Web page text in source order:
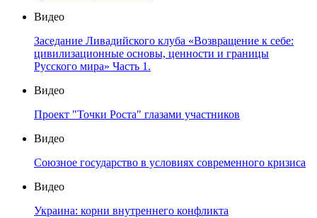
Видео
Заседание Ливадийского клуба «Возвращение к себе:
цивилизационные основы, ценности и границы
Русского мира» Часть 1.
Видео
Проект "Точки Роста" глазами участников
Видео
Союзное государство в условиях современного кризиса
Видео
Украина: корни внутреннего конфликта